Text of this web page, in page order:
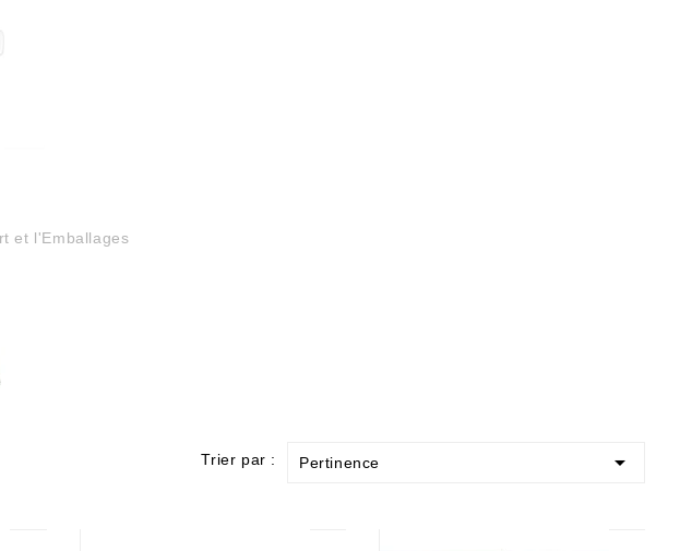
et l'Emballages
Trier par : Pertinence 